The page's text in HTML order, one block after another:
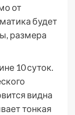
от
будет
размера
10 суток.
видна
тонкая